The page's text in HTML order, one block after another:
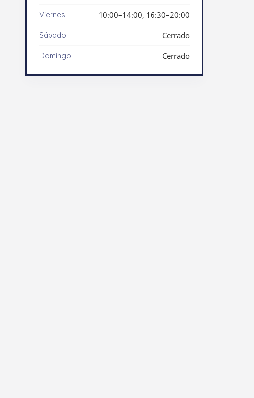
Viernes: 10:00–14:00, 16:30–20:00
Sábado: Cerrado
Domingo: Cerrado